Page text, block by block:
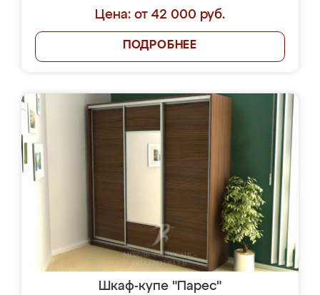
Цена: от 42 000 руб.
ПОДРОБНЕЕ
Шкаф-купе "Парес"